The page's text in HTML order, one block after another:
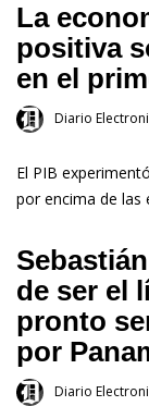
La
positiva
en el
Diario
El PIB
por encima de las
de ser el
pronto
por
Diario